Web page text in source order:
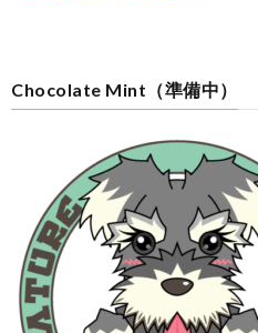
Chocolate Mint（準備中）